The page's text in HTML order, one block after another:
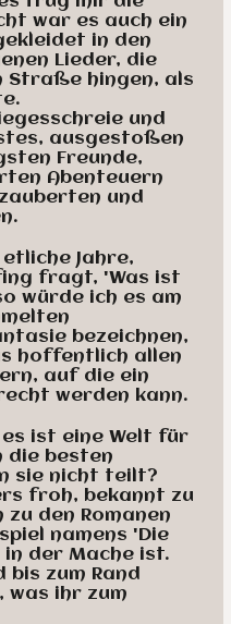
war es auch ein
in den
Lieder, die
Straße hingen, als
und
ausgestoßen
Freunde,
Abenteuern
und
Jahre,
fragt, 'Was ist
würde ich es am
bezeichnen,
hoffentlich allen
auf die ein
werden kann.
es ist eine Welt für
die besten
sie nicht teilt?
froh, bekannt zu
den Romanen
namens 'Die
in der Mache ist.
bis zum Rand
ihr zum